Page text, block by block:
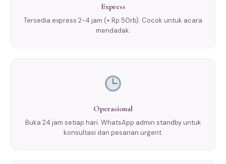
Express
Tersedia express 2-4 jam (+ Rp 50rb). Cocok untuk acara
mendadak.
Operasional
Buka 24 jam setiap hari. WhatsApp admin standby untuk
konsultasi dan pesanan urgent.